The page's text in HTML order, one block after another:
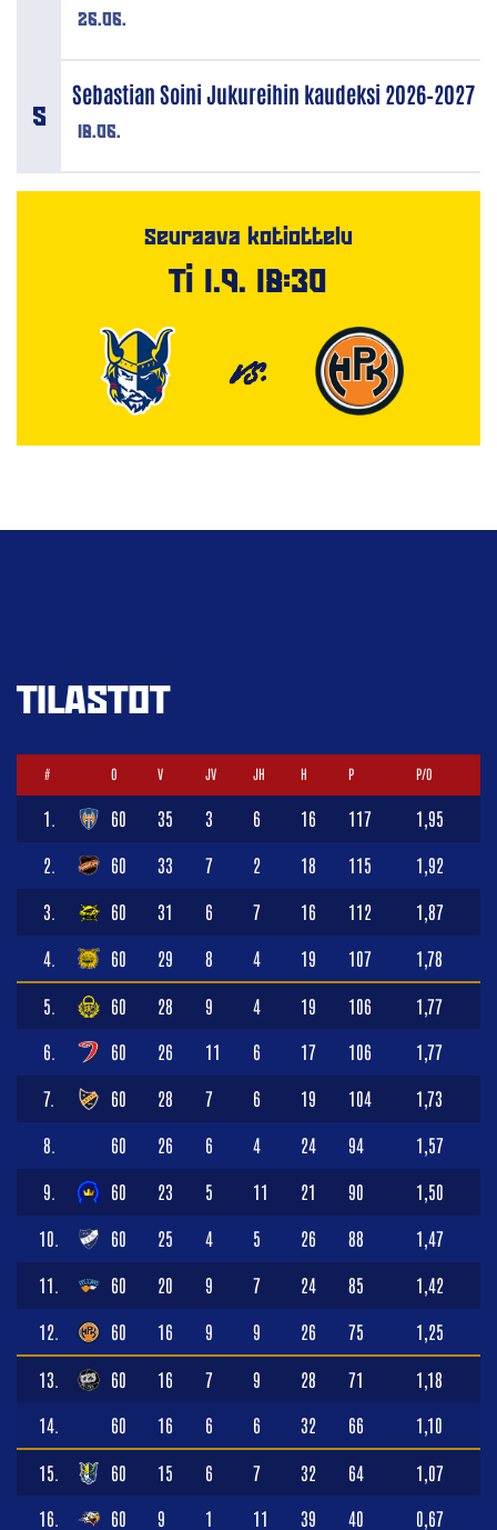
26.06.
18.06.
Sebastian Soini Jukureihin kaudeksi 2026–2027
Seuraava kotiottelu
Ti 1.9. 18:30
VS.
TILASTOT
# O V JV JH H P P/O
1. 60 35 3 6 16 117 1,95
2. 60 33 7 2 18 115 1,92
3. 60 31 6 7 16 112 1,87
4. 60 29 8 4 19 107 1,78
5. 60 28 9 4 19 106 1,77
6. 60 26 11 6 17 106 1,77
7. 60 28 7 6 19 104 1,73
8. 60 26 6 4 24 94 1,57
9. 60 23 5 11 21 90 1,50
10. 60 25 4 5 26 88 1,47
11. 60 20 9 7 24 85 1,42
12. 60 16 9 9 26 75 1,25
13. 60 16 7 9 28 71 1,18
14. 60 16 6 6 32 66 1,10
15. 60 15 6 7 32 64 1,07
16. 60 9 1 11 39 40 0,67